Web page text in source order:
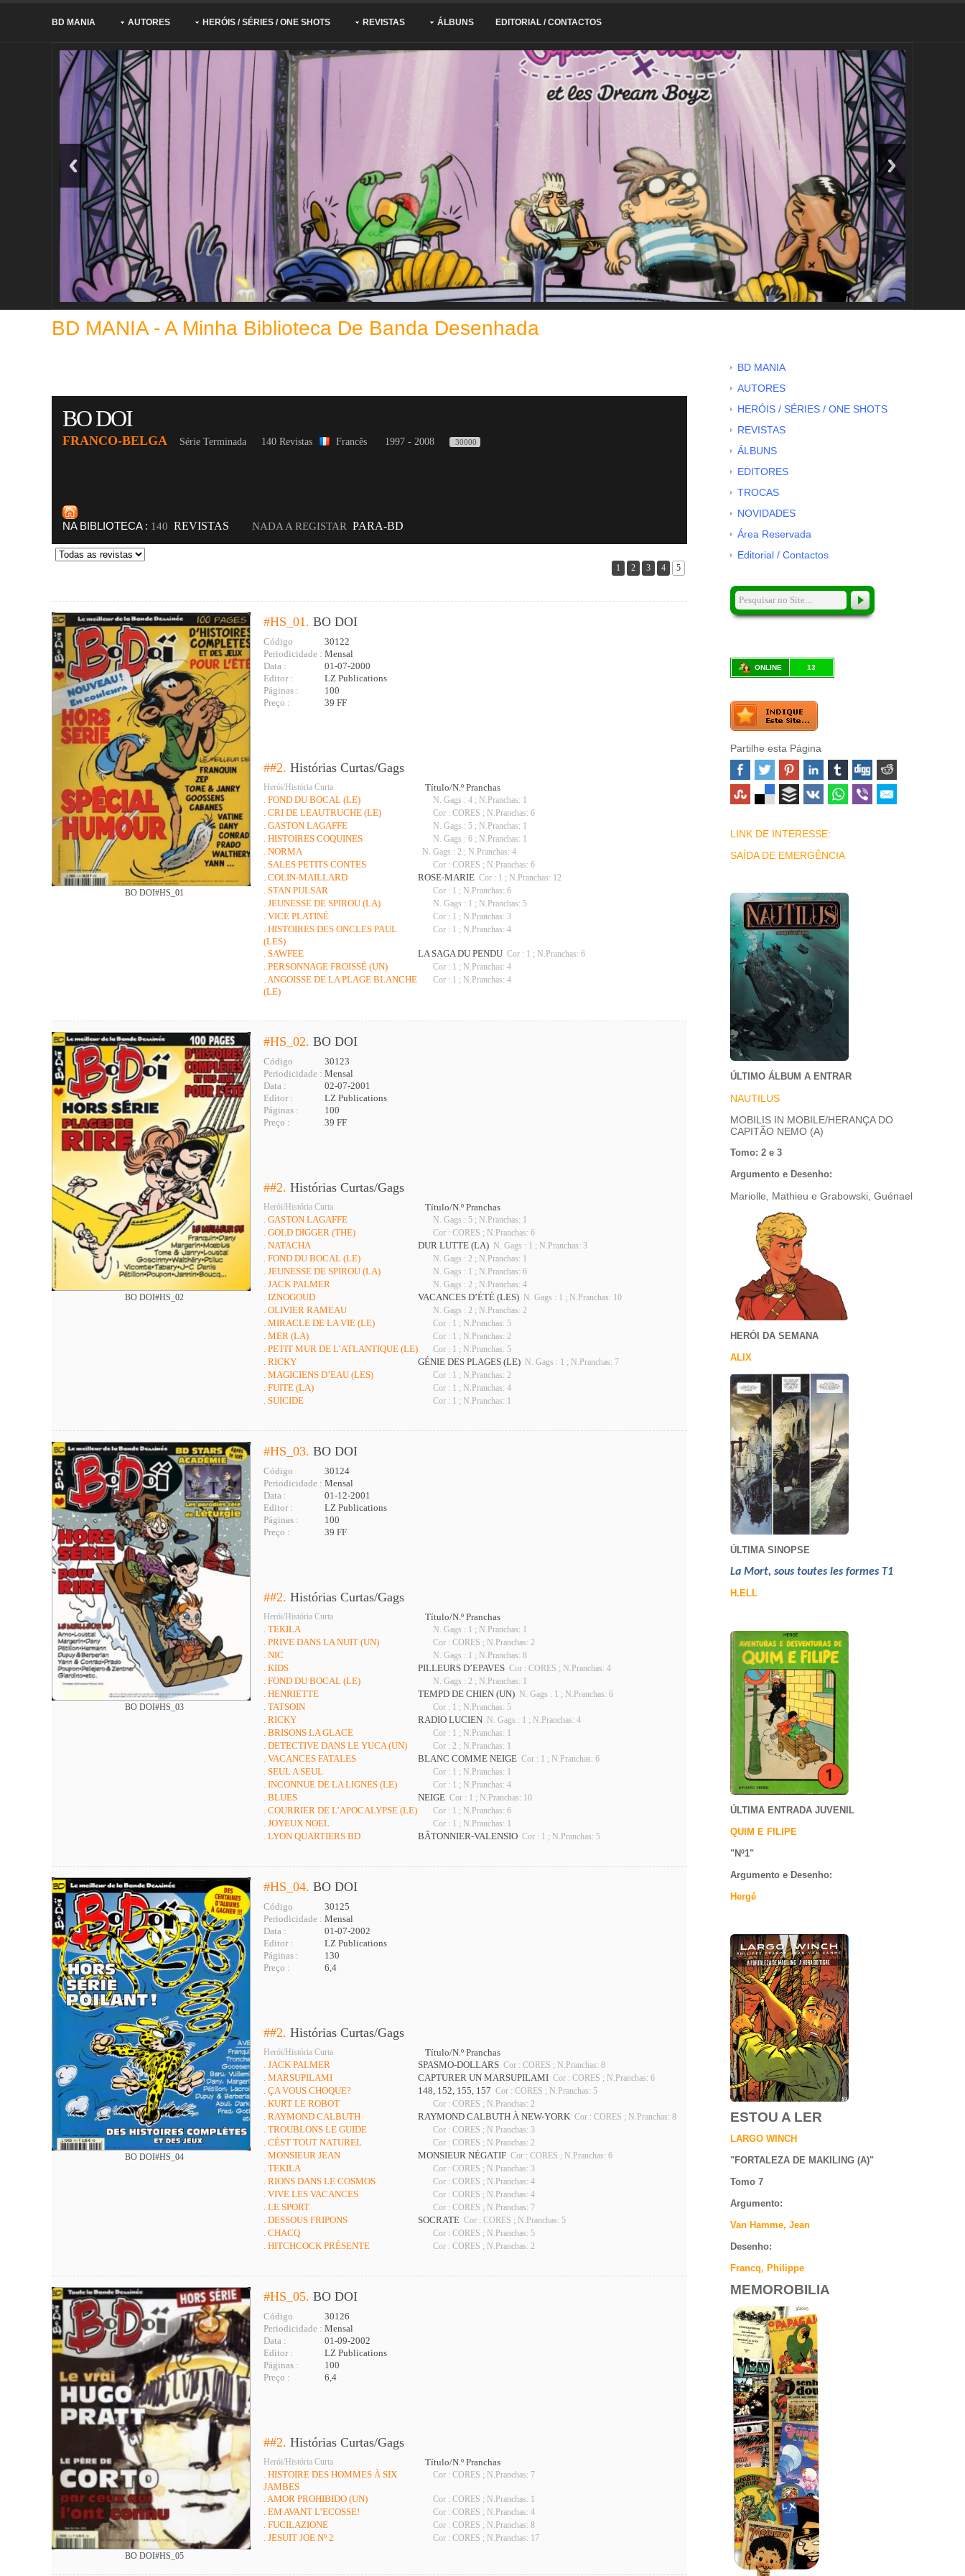
BD MANIA AUTORES HERÓIS / SÉRIES / ONE SHOTS REVISTAS ÁLBUNS EDITORIAL / CONTACTOS
BD MANIA - A Minha Biblioteca De Banda Desenhada
BO DOI
FRANCO-BELGA Série Terminada 140 Revistas Francês 1997 - 2008 30000
NA BIBLIOTECA : 140 REVISTAS NADA A REGISTAR PARA-BD
1 2 3 4 5
BO DOI#HS_01
#HS_01. BO DOI
Código
30122
Periodicidade : Mensal
Data :
01-07-2000
Editor :
LZ Publications
Páginas :
100
Preço :
39 FF
##2. Histórias Curtas/Gags
Herói/História Curta
Título/N.º Pranchas
. FOND DU BOCAL (LE)
N. Gags : 4 ; N.Pranchas: 1
. CRI DE LEAUTRUCHE (LE) Cor : CORES ; N.Pranchas: 6
. GASTON LAGAFFE N. Gags : 5 ; N.Pranchas: 1
. HISTOIRES COQUINES N. Gags : 6 ; N.Pranchas: 1
. NORMA N. Gags : 2 ; N.Pranchas: 4
. SALES PETITS CONTES Cor : CORES ; N.Pranchas: 6
. COLIN-MAILLARD ROSE-MARIE Cor : 1 ; N.Pranchas: 12
. STAN PULSAR Cor : 1 ; N.Pranchas: 6
. JEUNESSE DE SPIROU (LA) N. Gags : 1 ; N.Pranchas: 5
. VICE PLATINÉ Cor : 1 ; N.Pranchas: 3
. HISTOIRES DES ONCLES PAUL
(LES)
Cor : 1 ; N.Pranchas: 4
. SAWFEE LA SAGA DU PENDU Cor : 1 ; N.Pranchas: 6
. PERSONNAGE FROISSÉ (UN) Cor : 1 ; N.Pranchas: 4
. ANGOISSE DE LA PLAGE BLANCHE
(LE)
Cor : 1 ; N.Pranchas: 4
BO DOI#HS_02
#HS_02. BO DOI
Código
30123
Periodicidade : Mensal
Data :
02-07-2001
Editor :
LZ Publications
Páginas :
100
Preço :
39 FF
##2. Histórias Curtas/Gags
Herói/História Curta
Título/N.º Pranchas
. GASTON LAGAFFE
N. Gags : 5 ; N.Pranchas: 1
. GOLD DIGGER (THE) Cor : CORES ; N.Pranchas: 6
. NATACHA DUR LUTTE (LA) N. Gags : 1 ; N.Pranchas: 3
. FOND DU BOCAL (LE) N. Gags : 2 ; N.Pranchas: 1
. JEUNESSE DE SPIROU (LA) N. Gags : 1 ; N.Pranchas: 6
. JACK PALMER N. Gags : 2 ; N.Pranchas: 4
. IZNOGOUD VACANCES D’ÉTÉ (LES) N. Gags : 1 ; N.Pranchas: 10
. OLIVIER RAMEAU N. Gags : 2 ; N.Pranchas: 2
. MIRACLE DE LA VIE (LE) Cor : 1 ; N.Pranchas: 5
. MER (LA) Cor : 1 ; N.Pranchas: 2
. PETIT MUR DE L’ATLANTIQUE (LE) Cor : 1 ; N.Pranchas: 5
. RICKY GÉNIE DES PLAGES (LE) N. Gags : 1 ; N.Pranchas: 7
. MAGICIENS D’EAU (LES) Cor : 1 ; N.Pranchas: 2
. FUITE (LA) Cor : 1 ; N.Pranchas: 4
. SUICIDE Cor : 1 ; N.Pranchas: 1
BO DOI#HS_03
#HS_03. BO DOI
Código
30124
Periodicidade : Mensal
Data :
01-12-2001
Editor :
LZ Publications
Páginas :
100
Preço :
39 FF
##2. Histórias Curtas/Gags
Herói/História Curta
Título/N.º Pranchas
. TEKILA
N. Gags : 1 ; N.Pranchas: 1
. PRIVE DANS LA NUIT (UN) Cor : CORES ; N.Pranchas: 2
. NIC N. Gags : 1 ; N.Pranchas: 8
. KIDS PILLEURS D’EPAVES Cor : CORES ; N.Pranchas: 4
. FOND DU BOCAL (LE) N. Gags : 2 ; N.Pranchas: 1
. HENRIETTE TEMPD DE CHIEN (UN) N. Gags : 1 ; N.Pranchas: 6
. TATSOIN Cor : 1 ; N.Pranchas: 5
. RICKY RADIO LUCIEN N. Gags : 1 ; N.Pranchas: 4
. BRISONS LA GLACE Cor : 1 ; N.Pranchas: 1
. DETECTIVE DANS LE YUCA (UN) Cor : 2 ; N.Pranchas: 1
. VACANCES FATALES BLANC COMME NEIGE Cor : 1 ; N.Pranchas: 6
. SEUL A SEUL Cor : 1 ; N.Pranchas: 1
. INCONNUE DE LA LIGNES (LE) Cor : 1 ; N.Pranchas: 4
. BLUES NEIGE Cor : 1 ; N.Pranchas: 10
. COURRIER DE L’APOCALYPSE (LE) Cor : 1 ; N.Pranchas: 6
. JOYEUX NOEL Cor : 1 ; N.Pranchas: 1
. LYON QUARTIERS BD BÂTONNIER-VALENSIO Cor : 1 ; N.Pranchas: 5
BO DOI#HS_04
#HS_04. BO DOI
Código
30125
Periodicidade : Mensal
Data :
01-07-2002
Editor :
LZ Publications
Páginas :
130
Preço :
6,4
##2. Histórias Curtas/Gags
Herói/História Curta
Título/N.º Pranchas
. JACK PALMER
SPASMO-DOLLARS Cor : CORES ; N.Pranchas: 8
. MARSUPILAMI CAPTURER UN MARSUPILAMI Cor : CORES ; N.Pranchas: 6
. ÇA VOUS CHOQUE? 148, 152, 155, 157 Cor : CORES ; N.Pranchas: 5
. KURT LE ROBOT Cor : CORES ; N.Pranchas: 2
. RAYMOND CALBUTH RAYMOND CALBUTH À NEW-YORK Cor : CORES ; N.Pranchas: 8
. TROUBLONS LE GUIDE Cor : CORES ; N.Pranchas: 3
. CÉST TOUT NATUREL Cor : CORES ; N.Pranchas: 2
. MONSIEUR JEAN MONSIEUR NÉGATIF Cor : CORES ; N.Pranchas: 6
. TEKILA Cor : CORES ; N.Pranchas: 3
. RIONS DANS LE COSMOS Cor : CORES ; N.Pranchas: 4
. VIVE LES VACANCES Cor : CORES ; N.Pranchas: 4
. LE SPORT Cor : CORES ; N.Pranchas: 7
. DESSOUS FRIPONS SOCRATE Cor : CORES ; N.Pranchas: 5
. CHACQ Cor : CORES ; N.Pranchas: 5
. HITCHCOCK PRÉSENTE Cor : CORES ; N.Pranchas: 2
BO DOI#HS_05
#HS_05. BO DOI
Código
30126
Periodicidade : Mensal
Data :
01-09-2002
Editor :
LZ Publications
Páginas :
100
Preço :
6,4
##2. Histórias Curtas/Gags
Herói/História Curta
Título/N.º Pranchas
. HISTOIRE DES HOMMES À SIX
JAMBES
Cor : CORES ; N.Pranchas: 7
. AMOR PROHIBIDO (UN) Cor : CORES ; N.Pranchas: 1
. EM AVANT L’ECOSSE! Cor : CORES ; N.Pranchas: 4
. FUCILAZIONE Cor : CORES ; N.Pranchas: 8
. JESUIT JOE Nº 2 Cor : CORES ; N.Pranchas: 17
BD MANIA
AUTORES
HERÓIS / SÉRIES / ONE SHOTS
REVISTAS
ÁLBUNS
EDITORES
TROCAS
NOVIDADES
Área Reservada
Editorial / Contactos
ONLINE 13
Partilhe esta Página
LINK DE INTERESSE:
SAÍDA DE EMERGÊNCIA
ÚLTIMO ÁLBUM A ENTRAR
NAUTILUS
MOBILIS IN MOBILE/HERANÇA DO
CAPITÃO NEMO (A)
Tomo: 2 e 3
Argumento e Desenho:
Mariolle, Mathieu e Grabowski, Guénael
HERÓI DA SEMANA
ALIX
ÚLTIMA SINOPSE
La Mort, sous toutes les formes T1
H.ELL
ÚLTIMA ENTRADA JUVENIL
QUIM E FILIPE
"Nº1"
Argumento e Desenho:
Hergé
ESTOU A LER
LARGO WINCH
"FORTALEZA DE MAKILING (A)"
Tomo 7
Argumento:
Van Hamme, Jean
Desenho:
Francq, Philippe
MEMOROBILIA